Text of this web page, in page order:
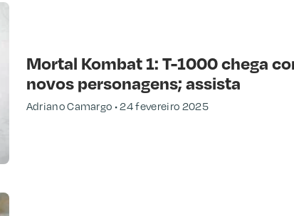
Mortal Kombat 1: T-1000 chega
novos personagens; assista
Adriano Camargo 24 fevereiro 2025